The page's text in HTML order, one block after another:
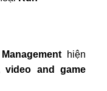
Management
hiện
video and game